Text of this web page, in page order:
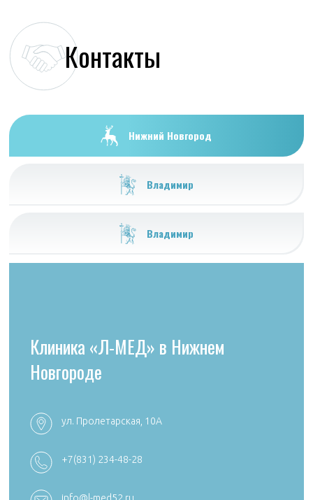
Контакты
Нижний Новгород
Владимир
Владимир
+7 (4922) 38-30-00 +7 (4922) 44-24-78
Клиника «Л-МЕД» в Нижнем
Новгороде
ул. Пролетарская, 10А
+7(831) 234-48-28